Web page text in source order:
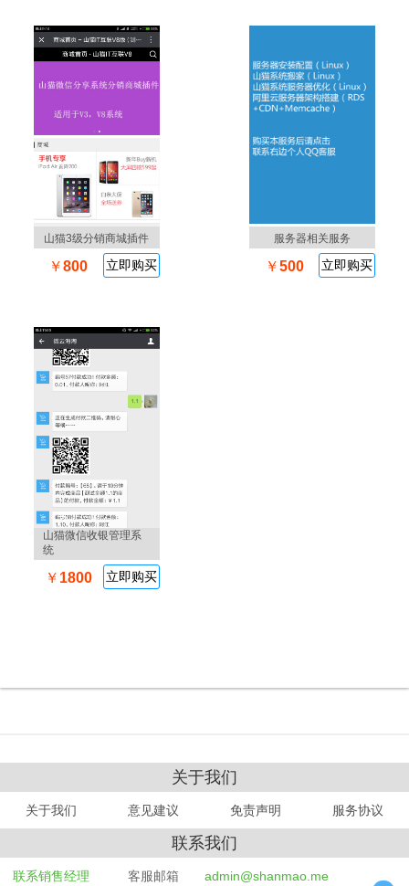
山猫3级分销商城插件
￥800 立即购买
服务器相关服务
￥500 立即购买
山猫微信收银管理系
统
￥ 1800 立即购买
关于我们
关于我们 意见建议 免责声明 服务协议
联系我们
联系销售经理 客服邮箱 admin@shanmao.me